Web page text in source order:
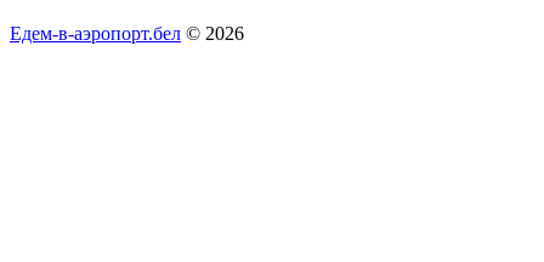
Едем-в-аэропорт.бел © 2026